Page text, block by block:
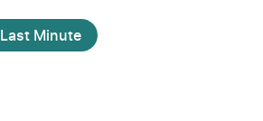
Last Minute